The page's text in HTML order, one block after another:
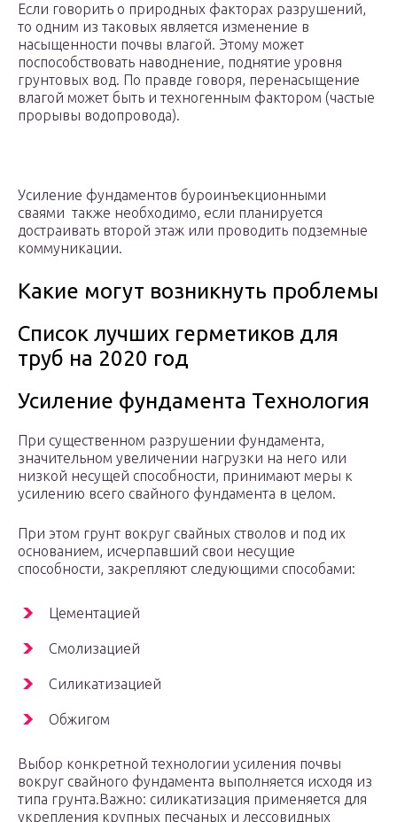
Если говорить о природных факторах разрушений,
то одним из таковых является изменение в
насыщенности почвы влагой. Этому может
поспособствовать наводнение, поднятие уровня
грунтовых вод. По правде говоря, перенасыщение
влагой может быть и техногенным фактором (частые
прорывы водопровода).
Усиление фундаментов буроинъекционными
сваями также необходимо, если планируется
достраивать второй этаж или проводить подземные
коммуникации.
Какие могут возникнуть проблемы
Список лучших герметиков для
труб на 2020 год
Усиление фундамента Технология
При существенном разрушении фундамента,
значительном увеличении нагрузки на него или
низкой несущей способности, принимают меры к
усилению всего свайного фундамента в целом.
При этом грунт вокруг свайных стволов и под их
основанием, исчерпавший свои несущие
способности, закрепляют следующими способами:
Цементацией
Смолизацией
Силикатизацией
Обжигом
Выбор конкретной технологии усиления почвы
вокруг свайного фундамента выполняется исходя из
типа грунта.Важно: силикатизация применяется для
укрепления крупных песчаных и лессовидных